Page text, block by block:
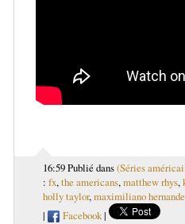
16:59 Publié dans(Séries
: fx,the americans,matthew rhys,
holly taylor,maximiliano
|
Facebook|